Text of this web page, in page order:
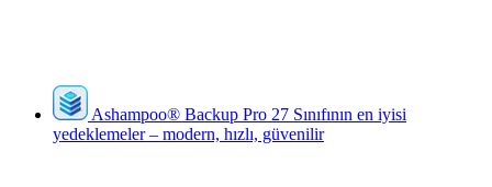
Ashampoo® Backup Pro 27 Sınıfının en iyisi
yedeklemeler – modern, hızlı, güvenilir